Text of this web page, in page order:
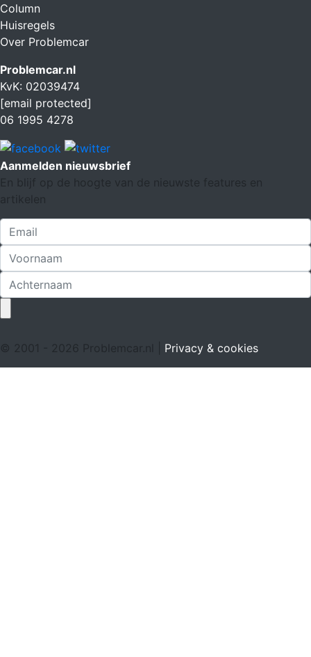
Column
Huisregels
Over Problemcar
Problemcar.nl
KvK: 02039474
[email protected]
06 1995 4278
Aanmelden nieuwsbrief
En blijf op de hoogte van de nieuwste features en
artikelen
© 2001 - 2026 Problemcar.nl | Privacy & cookies